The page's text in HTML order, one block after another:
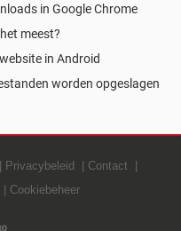
in Google Chrome
meest?
in Android
worden opgeslagen
Privacybeleid
Contact
Cookiebeheer